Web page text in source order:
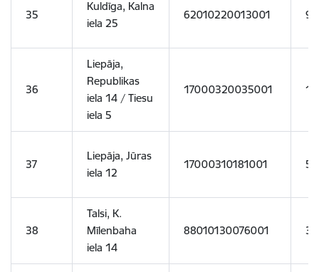
35
Kuldīga, Kalna
iela 25
62010220013001
36
Liepāja,
Republikas
iela 14 / Tiesu
iela 5
17000320035001
37
Liepāja, Jūras
iela 12
17000310181001
38
Talsi, K.
Mīlenbaha
iela 14
88010130076001